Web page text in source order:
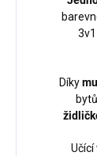
Díky
Učící